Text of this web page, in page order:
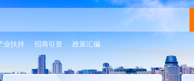
业扶持 招商引资 政策汇编